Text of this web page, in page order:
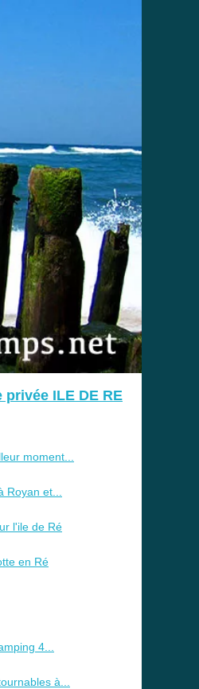
ILE DE RE
moment...
Royan et...
l'ile de Ré
en Ré
4...
à...